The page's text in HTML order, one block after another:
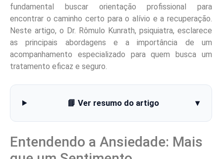
fundamental buscar orientação profissional para
encontrar o caminho certo para o alívio e a recuperação.
Neste artigo, o Dr. Rômulo Kunrath, psiquiatra, esclarece
as principais abordagens e a importância de um
acompanhamento especializado para quem busca um
tratamento eficaz e seguro.
📘 Ver resumo do artigo ▾
Entendendo a Ansiedade: Mais